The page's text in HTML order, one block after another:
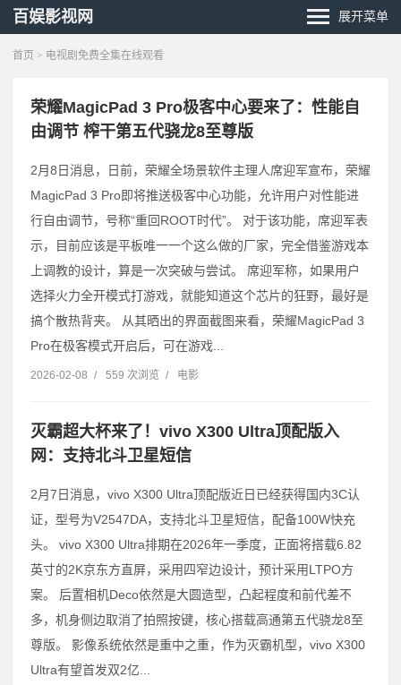
百娱影视网 展开菜单
首页 > 电视剧免费全集在线观看
荣耀MagicPad 3 Pro极客中心要来了：性能自
由调节 榨干第五代骁龙8至尊版
2月8日消息，日前，荣耀全场景软件主理人席迎军宣布，荣耀
MagicPad 3 Pro即将推送极客中心功能，允许用户对性能进
行自由调节，号称“重回ROOT时代”。 对于该功能，席迎军表
示，目前应该是平板唯一一个这么做的厂家，完全借鉴游戏本
上调教的设计，算是一次突破与尝试。 席迎军称，如果用户
选择火力全开模式打游戏，就能知道这个芯片的狂野，最好是
搞个散热背夹。 从其晒出的界面截图来看，荣耀MagicPad 3
Pro在极客模式开启后，可在游戏...
2026-02-08 / 559 次浏览 / 电影
灭霸超大杯来了！vivo X300 Ultra顶配版入
网：支持北斗卫星短信
2月7日消息，vivo X300 Ultra顶配版近日已经获得国内3C认
证，型号为V2547DA，支持北斗卫星短信，配备100W快充
头。 vivo X300 Ultra排期在2026年一季度，正面将搭载6.82
英寸的2K京东方直屏，采用四窄边设计，预计采用LTPO方
案。 后置相机Deco依然是大圆造型，凸起程度和前代差不
多，机身侧边取消了拍照按键，核心搭载高通第五代骁龙8至
尊版。 影像系统依然是重中之重，作为灭霸机型，vivo X300
Ultra有望首发双2亿...